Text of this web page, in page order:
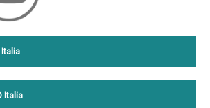
Italia
Italia